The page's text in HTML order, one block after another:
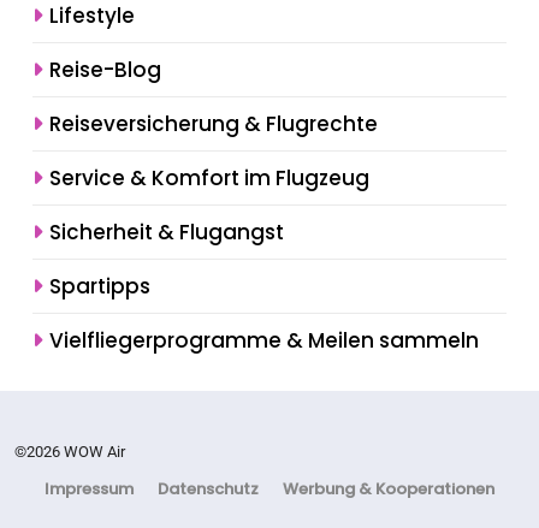
Lifestyle
Reise-Blog
Reiseversicherung & Flugrechte
Service & Komfort im Flugzeug
Sicherheit & Flugangst
Spartipps
Vielfliegerprogramme & Meilen sammeln
©2026 WOW Air
Impressum Datenschutz Werbung & Kooperationen